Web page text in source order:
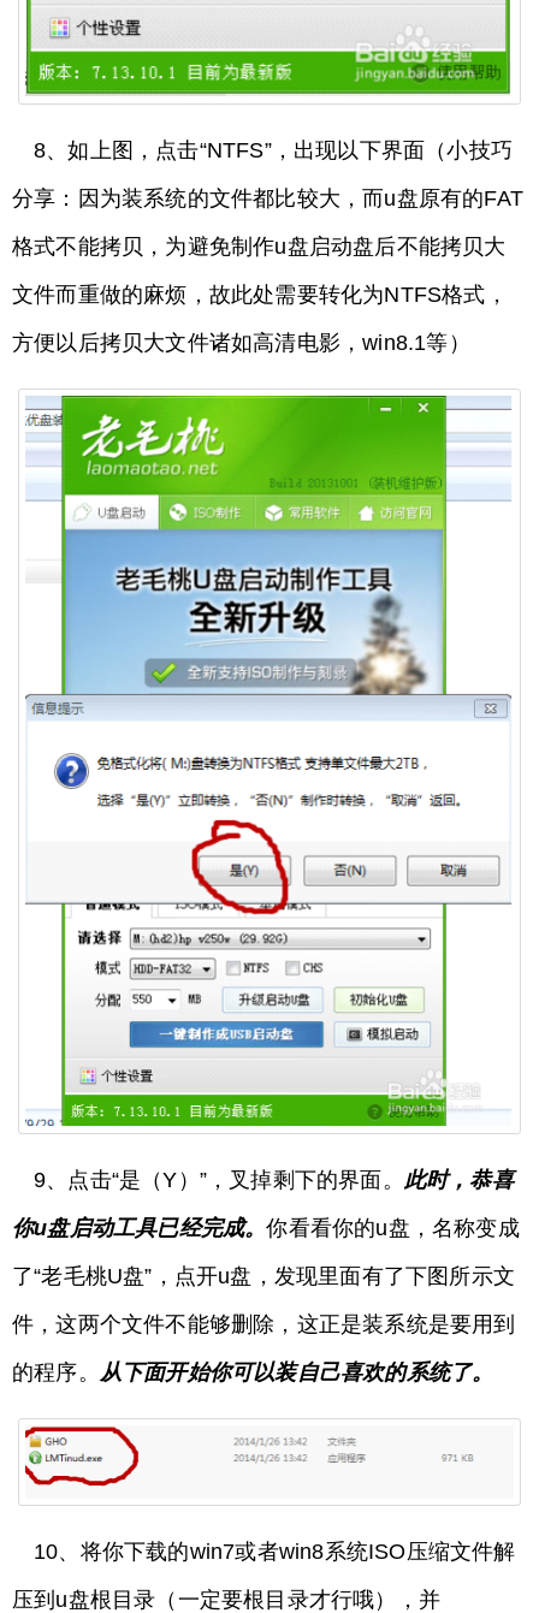
8、如上图，点击“NTFS”，出现以下界面（小技巧
分享：因为装系统的文件都比较大，而u盘原有的FAT
格式不能拷贝，为避免制作u盘启动盘后不能拷贝大
文件而重做的麻烦，故此处需要转化为NTFS格式，
方便以后拷贝大文件诸如高清电影，win8.1等）
9、点击“是（Y）”，叉掉剩下的界面。 此时，恭喜
你u盘启动工具已经完成。你看看你的u盘，名称变成
了“老毛桃U盘”，点开u盘，发现里面有了下图所示文
件，这两个文件不能够删除，这正是装系统是要用到
的程序。 从下面开始你可以装自己喜欢的系统了。
10、将你下载的win7或者win8系统ISO压缩文件解
压到u盘根目录（一定要根目录才行哦），并